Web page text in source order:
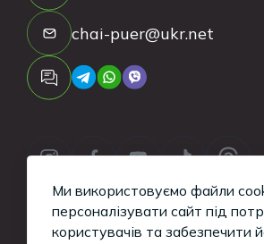
chai-puer@ukr.net
Ми використовуємо файли
персоналізувати сайт під
користувачів та забезпечити